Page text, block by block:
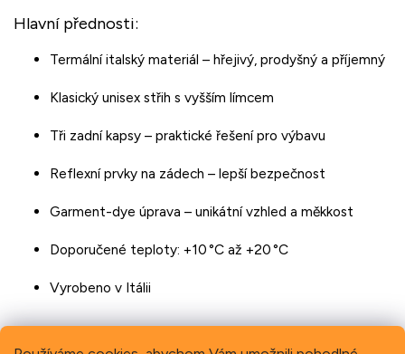
Hlavní přednosti:
Termální italský materiál – hřejivý, prodyšný a příjemný
Klasický unisex střih s vyšším límcem
Tři zadní kapsy – praktické řešení pro výbavu
Reflexní prvky na zádech – lepší bezpečnost
Garment-dye úprava – unikátní vzhled a měkkost
Doporučené teploty: +10 °C až +20 °C
Vyrobeno v Itálii